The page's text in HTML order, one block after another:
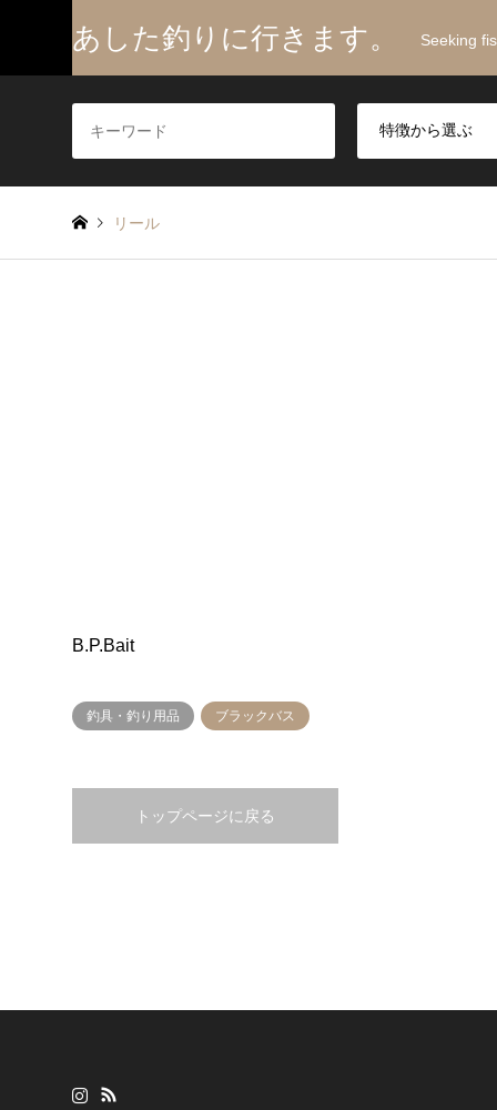
あした釣りに行きます。 Seeking
リール
B.P.Bait
釣具・釣り用品 ブラックバス
トップページに戻る